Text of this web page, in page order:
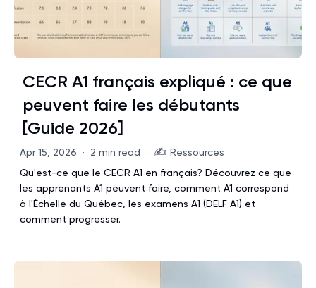
CECR A1 français expliqué : ce que
peuvent faire les débutants
[Guide 2026]
Apr 15, 2026 · 2 min read · ✍️ Ressources
Qu'est-ce que le CECR A1 en français? Découvrez ce que
les apprenants A1 peuvent faire, comment A1 correspond
à l'Échelle du Québec, les examens A1 (DELF A1) et
comment progresser.